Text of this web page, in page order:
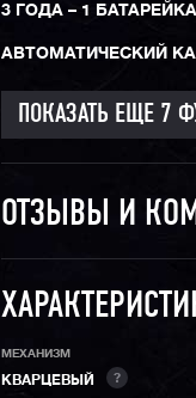
3 ГОДА – 1 БАТАРЕЙКА
АВТОМАТИЧЕСКИЙ
ОТЗЫВЫ И
МЕХАНИЗМ
КВАРЦЕВЫЙ ?